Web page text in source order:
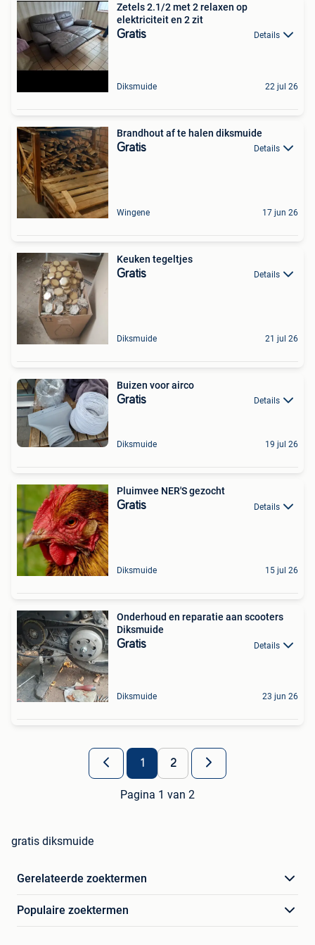
Zetels 2.1/2 met 2 relaxen op
elektriciteit en 2 zit
Gratis Details
Diksmuide 22 jul 26
Brandhout af te halen diksmuide
Gratis Details
Wingene 17 jun 26
Keuken tegeltjes
Gratis Details
Diksmuide 21 jul 26
Buizen voor airco
Gratis Details
Diksmuide 19 jul 26
Pluimvee NER'S gezocht
Gratis Details
Diksmuide 15 jul 26
Onderhoud en reparatie aan scooters
Diksmuide
Gratis Details
Diksmuide 23 jun 26
1 2
Pagina 1 van 2
gratis diksmuide
Gerelateerde zoektermen
Populaire zoektermen